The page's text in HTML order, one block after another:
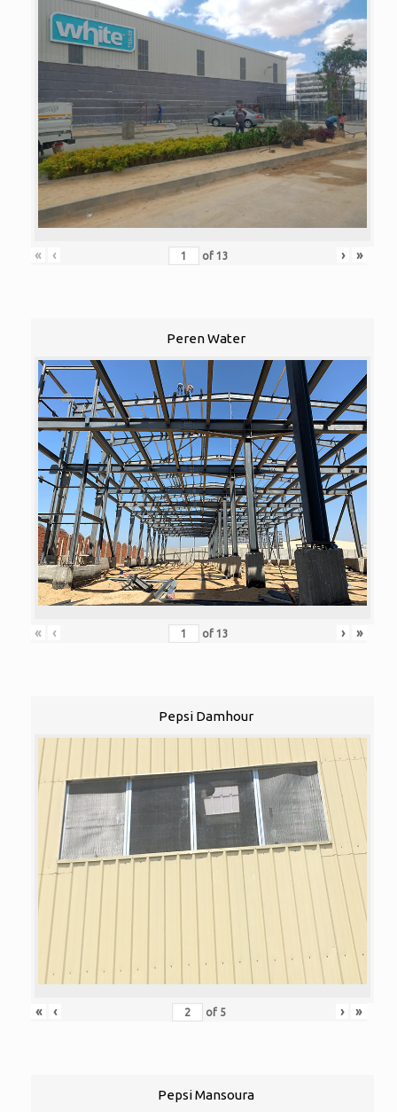
« ‹ of 13 › »
Peren Water
« ‹ of 13 › »
Pepsi Damhour
« ‹ of 5 › »
Pepsi Mansoura